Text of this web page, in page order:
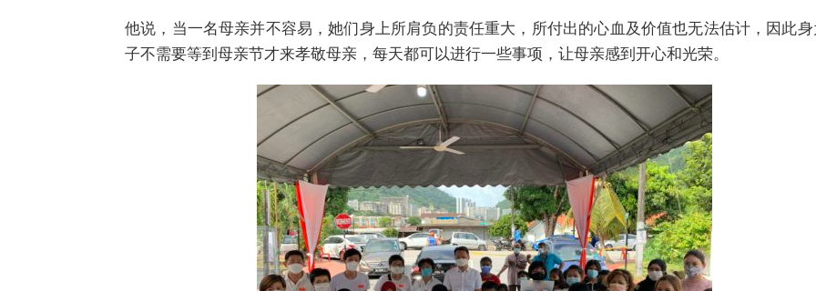
他说，当一名母亲并不容易，她们身上所肩负的责任重大，所付出的心血及价值也无法估计，因此
子不需要等到母亲节才来孝敬母亲，每天都可以进行一些事项，让母亲感到开心和光荣。